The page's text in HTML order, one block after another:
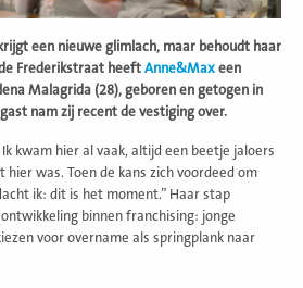
een nieuwe glimlach, maar behoudt haar
Frederikstraat heeft Anne&Max een
Malagrida (28), geboren en getogen in
nam zij recent de vestiging over.
kwam hier al vaak, altijd een beetje jaloers
hier was. Toen de kans zich voordeed om
ik: dit is het moment.” Haar stap
binnen franchising: jonge
voor overname als springplank naar